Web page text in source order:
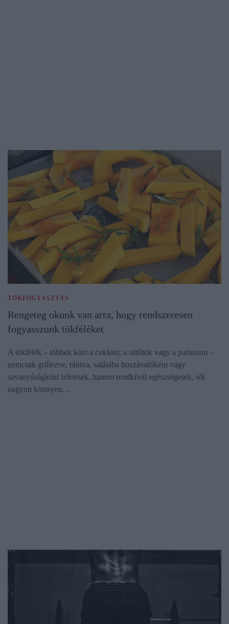
TÖKFOGYASZTÁS
Rengeteg okunk van arra, hogy rendszeresen
fogyasszunk tökféléket
A tökfélék – többek közt a cukkini, a sütőtök vagy a patisszon –
nemcsak grillezve, rántva, salátába hozzávalóként vagy
savanyúságként ízletesek, hanem rendkívül egészségesek, sőt
nagyon könnyen…